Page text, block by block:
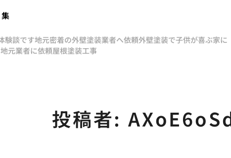
験談です地元密着の外壁塗装業者へ依頼外壁塗装で子供が喜ぶ家に
元業者に依頼屋根塗装工事
投稿者: